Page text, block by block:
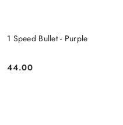
1 Speed Bullet - Purple
Cena:
44.00